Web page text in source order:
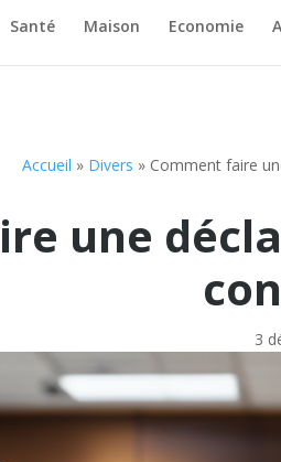
Santé Maison Economie
Accueil » Divers » Comment faire
une
3